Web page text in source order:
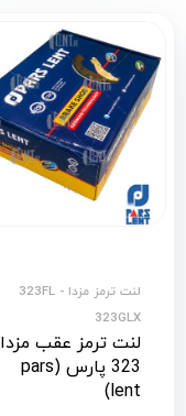
لنت ترمز مزدا 323FL -
323GLX
لنت ترمز عقب مزدا
323 پارس (pars
lent)